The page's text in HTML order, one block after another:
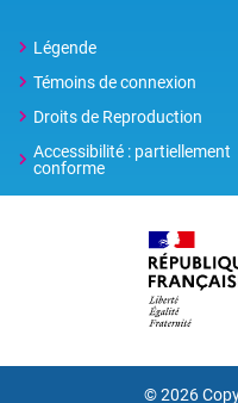
Légende
Témoins de connexion
Droits de Reproduction
Accessibilité : partiellement
conforme
© 2026